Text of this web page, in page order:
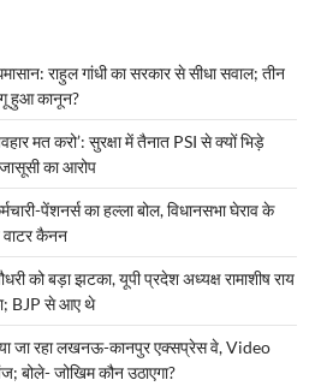
राहुल गांधी का सरकार से सीधा सवाल; तीन
हुआ कानून?
मत करो’: सुरक्षा में तैनात PSI से क्यों भिड़े
का आरोप
पेंशनर्स का हल्ला बोल, विधानसभा घेराव के
वाटर कैनन
को बड़ा झटका, यूपी प्रदेश अध्यक्ष रामाशीष राय
BJP से आए थे
जा रहा लखनऊ-कानपुर एक्सप्रेस वे, Video
बोले- जोखिम कौन उठाएगा?